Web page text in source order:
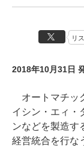
リ
2018年10月31日
オートマチッ
イシン・エィ・
ンなどを製造す
経営統合を行な